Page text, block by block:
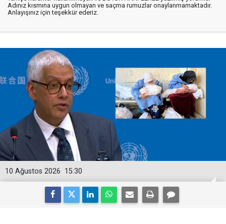
Adınız kısmına uygun olmayan ve saçma rumuzlar onaylanmamaktadır.
Anlayışınız için teşekkür ederiz.
15:30
10 Ağustos 2026